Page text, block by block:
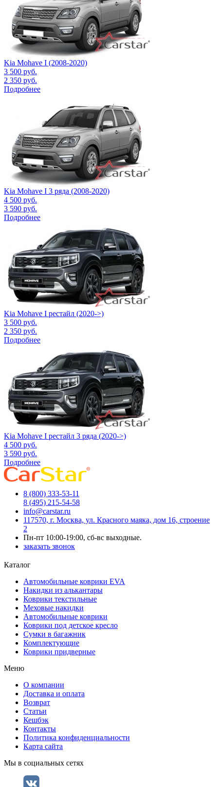
Kia Mohave I (2008-2020)
3 500 руб.
2 350 руб.
Подробнее
Kia Mohave I 3 ряда (2008-2020)
4 500 руб.
3 590 руб.
Подробнее
Kia Mohave I рестайл (2020->)
3 500 руб.
2 350 руб.
Подробнее
Kia Mohave I рестайл 3 ряда (2020->)
4 500 руб.
3 590 руб.
Подробнее
8 (800) 333-53-11
8 (495) 215-54-58
info@carstar.ru
117570, г. Москва, ул. Красного маяка, дом 16, строение
2
Пн-пт 10:00-19:00, сб-вс выходные.
заказать звонок
Каталог
Автомобильные коврики EVA
Накидки из алькантары
Коврики текстильные
Меховые накидки
Автомобильные коврики
Коврики под детское кресло
Сумки в багажник
Комплектующие
Коврики придверные
Меню
О компании
Доставка и оплата
Возврат
Статьи
Кешбэк
Контакты
Политика конфиденциальности
Карта сайта
Мы в социальных сетях